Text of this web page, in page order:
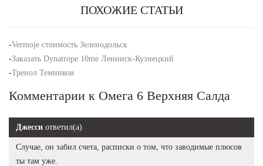
ПОХОЖИЕ СТАТЬИ
-Vermoje стоимость Зеленодольск
-Заказать Dynatrope 10me Ленинск-Кузнецкий
-Тренол Темников
Комментарии к Омега 6 Верхняя Салда
Джесси ответил(а)
Случае, он забил счета, расписки о том, что заводимые плюсов
ты там уже.